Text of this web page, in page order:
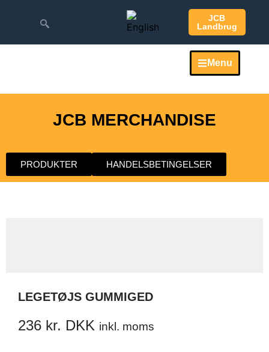
JCB
Landbrug
Menu
JCB MERCHANDISE
PRODUKTER HANDELSBETINGELSER
LEGETØJS GUMMIGED
236 kr. DKK inkl. moms